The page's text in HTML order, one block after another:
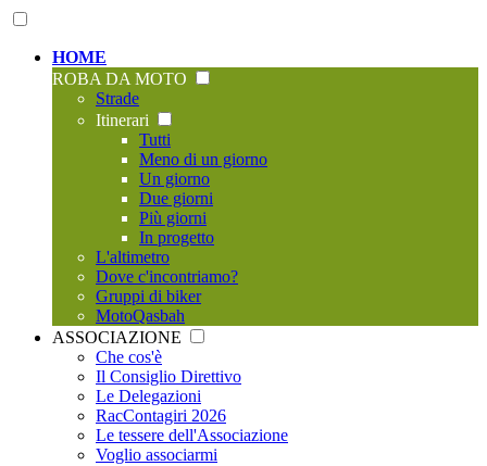
HOME
ROBA DA MOTO
Strade
Itinerari
Tutti
Meno di un giorno
Un giorno
Due giorni
Più giorni
In progetto
L'altimetro
Dove c'incontriamo?
Gruppi di biker
MotoQasbah
ASSOCIAZIONE
Che cos'è
Il Consiglio Direttivo
Le Delegazioni
RacContagiri 2026
Le tessere dell'Associazione
Voglio associarmi